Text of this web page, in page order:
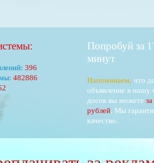
445
542543
Попробуй за
минут
Напоминаем, что
объявление в нашу
досок вы можете
рублей. Мы
качество.